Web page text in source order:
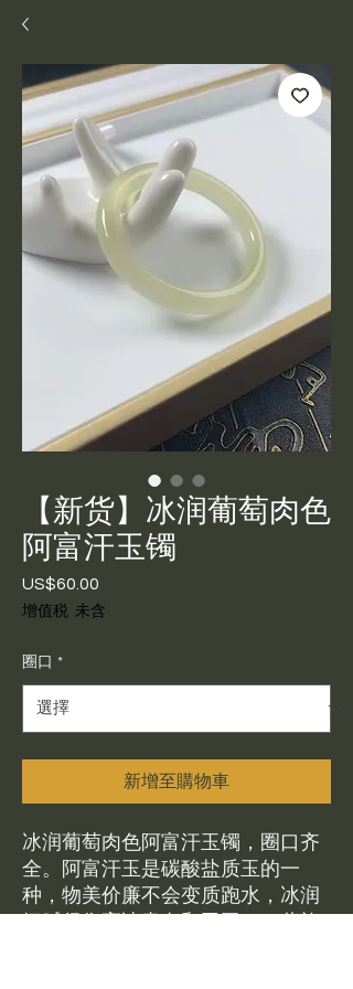
【新货】冰润葡萄肉色
阿富汗玉镯
US$60.00
格
增值税 未含
圈口 *
新增至購物車
冰润葡萄肉色阿富汗玉镯，圈口齐
全。阿富汗玉是碳酸盐质玉的一
种，物美价廉不会变质跑水，冰润